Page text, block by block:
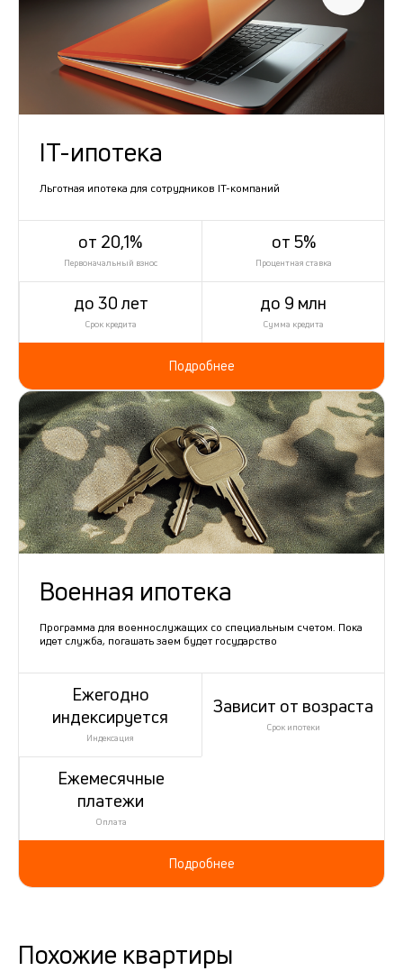
IT-ипотека
Льготная ипотека для сотрудников IT-компаний
от 20,1%
Первоначальный взнос
от 5%
Процентная ставка
до 30 лет
Срок кредита
до 9 млн
Сумма кредита
Подробнее
Военная ипотека
Программа для военнослужащих со специальным счетом. Пока
идет служба, погашать заем будет государство
Ежегодно
индексируется
Индексация
Зависит от возраста
Срок ипотеки
Ежемесячные
платежи
Оплата
Подробнее
Похожие квартиры